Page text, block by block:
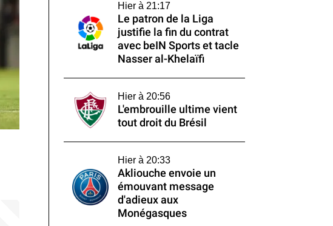
Hier à 21:17
Le patron de la Liga
justifie la fin du contrat
avec beIN Sports et tacle
Nasser al-Khelaïfi
Hier à 20:56
L'embrouille ultime vient
tout droit du Brésil
Hier à 20:33
Akliouche envoie un
émouvant message
d'adieux aux
Monégasques